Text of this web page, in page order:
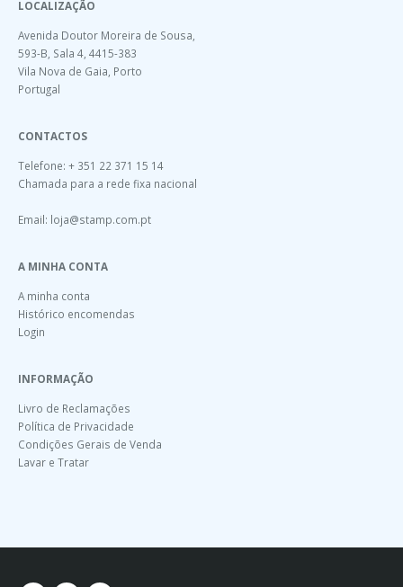
LOCALIZAÇÃO
Avenida Doutor Moreira de Sousa,
593-B, Sala 4, 4415-383
Vila Nova de Gaia, Porto
Portugal
CONTACTOS
Telefone: + 351 22 371 15 14
Chamada para a rede fixa nacional
Email: loja@stamp.com.pt
A MINHA CONTA
A minha conta
Histórico encomendas
Login
INFORMAÇÃO
Livro de Reclamações
Política de Privacidade
Condições Gerais de Venda
Lavar e Tratar